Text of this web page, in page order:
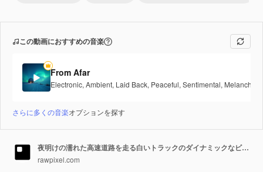
この動画におすすめの音楽
From Afar
Electronic, Ambient, Laid Back, Peaceful, Sentimental, Melancholic
さらに多くの音楽オプションを探す
夜明けの濡れた高速道路を走る白いトラックのダイナミックなビデオ静止画、ローアングルで撮影
rawpixel.com